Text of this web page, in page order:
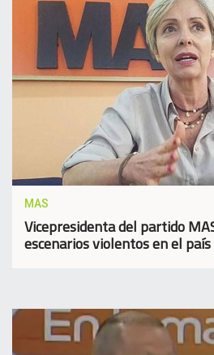
MAS
Vicepresidenta del partido
escenarios violentos en el país